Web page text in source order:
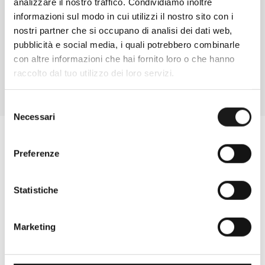
informazioni sul modo in cui utilizzi il nostro sito con i
nostri partner che si occupano di analisi dei dati web,
pubblicità e social media, i quali potrebbero combinarle
con altre informazioni che hai fornito loro o che hanno
raccolto dal tuo utilizzo dei loro servizi.
delNecessari
Preferenze
Statistiche
Marketing
Davide di RRTrek
CONTATTA